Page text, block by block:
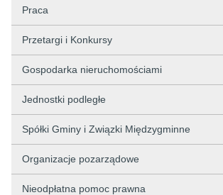
Praca
Przetargi i Konkursy
Gospodarka nieruchomościami
Jednostki podległe
Spółki Gminy i Związki Międzygminne
Organizacje pozarządowe
Nieodpłatna pomoc prawna